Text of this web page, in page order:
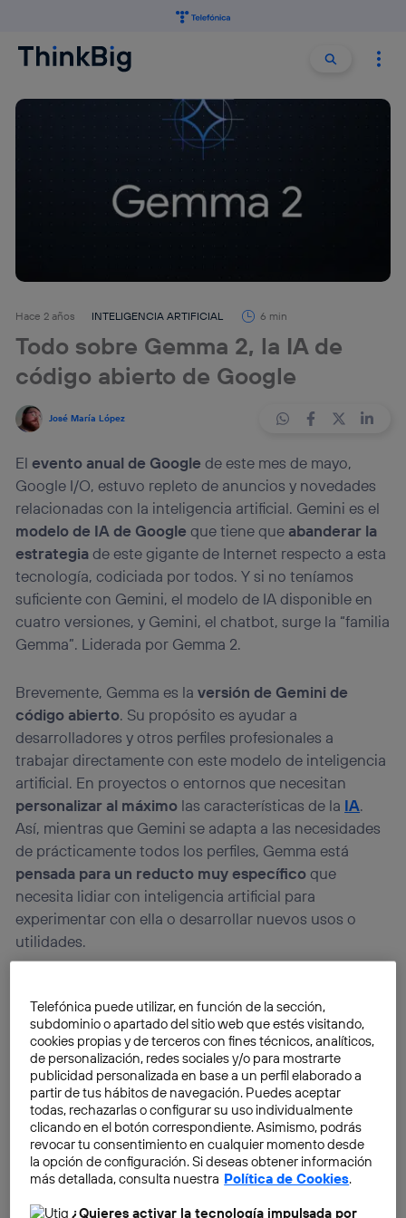
Buscar
Hace 2 años INTELIGENCIA ARTIFICIAL 6 min
Todo sobre Gemma 2, la IA de
código abierto de Google
José María López
Elevento anual de Google de este mes de mayo,
Google I/O, estuvo repleto de anuncios y novedades
relacionadas con la inteligencia artificial. Gemini es el
modelo de IA de Google que tiene que abanderar la
estrategiade este gigante de Internet respecto a esta
tecnología, codiciada por todos. Y si no teníamos
suficiente con Gemini, el modelo de IA disponible en
cuatro versiones, y Gemini, el chatbot, surge la “familia
Gemma”. Liderada por Gemma 2.
Brevemente, Gemma es laversión de Gemini de
código abierto. Su propósito es ayudar a
desarrolladores y otros perfiles profesionales a
trabajar directamente con este modelo de inteligencia
artificial. En proyectos o entornos que necesitan
personalizar al máximo las características de la IA.
Así, mientras que Gemini se adapta a las necesidades
de prácticamente todos los perfiles, Gemma está
pensada para un reducto muy específicoque
necesita lidiar con inteligencia artificial para
experimentar con ella o desarrollar nuevos usos o
utilidades.
Telefónica puede utilizar, en función de la sección,
subdominio o apartado del sitio web que estés visitando,
cookies propias y de terceros con fines técnicos, analíticos,
de personalización, redes sociales y/o para mostrarte
publicidad personalizada en base a un perfil elaborado a
partir de tus hábitos de navegación. Puedes aceptar
todas, rechazarlas o configurar su uso individualmente
clicando en el botón correspondiente. Asimismo, podrás
revocar tu consentimiento en cualquier momento desde
la opción de configuración. Si deseas obtener información
más detallada, consulta nuestra Política de Cookies.
¿Quieres activar la tecnología impulsada por